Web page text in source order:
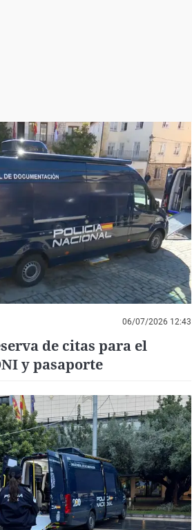
06/07/2026 12:43
de citas para el
y pasaporte